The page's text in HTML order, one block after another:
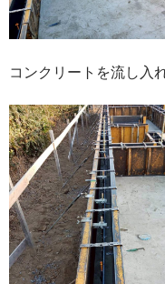
コンクリートを流し入